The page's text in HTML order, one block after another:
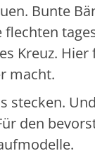
Bunte
Kreuz.
macht.
den